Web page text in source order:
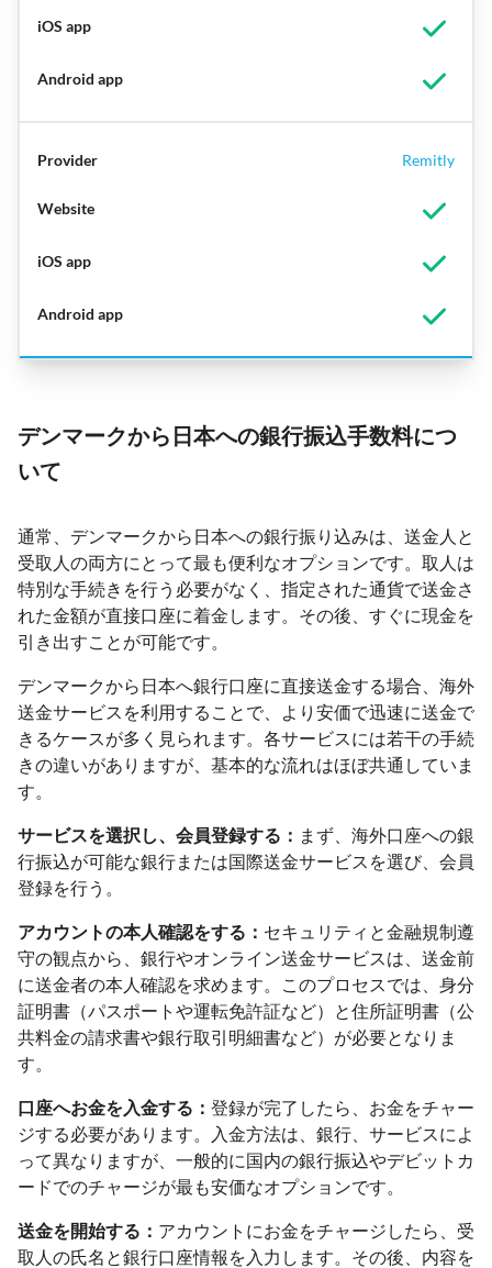
Remitly
デンマークから日本への銀行振込手数料につ
いて
通常、デンマークから日本への銀行振り込みは、送金人と
受取人の両方にとって最も便利なオプションです。取人は
特別な手続きを行う必要がなく、指定された通貨で送金さ
れた金額が直接口座に着金します。その後、すぐに現金を
引き出すことが可能です。
デンマークから日本へ銀行口座に直接送金する場合、海外
送金サービスを利用することで、より安価で迅速に送金で
きるケースが多く見られます。各サービスには若干の手続
きの違いがありますが、基本的な流れはほぼ共通していま
す。
サービスを選択し、会員登録する： まず、海外口座への銀
行振込が可能な銀行または国際送金サービスを選び、会員
登録を行う。
アカウントの本人確認をする： セキュリティと金融規制遵
守の観点から、銀行やオンライン送金サービスは、送金前
に送金者の本人確認を求めます。このプロセスでは、身分
証明書（パスポートや運転免許証など）と住所証明書（公
共料金の請求書や銀行取引明細書など）が必要となりま
す。
口座へお金を入金する： 登録が完了したら、お金をチャー
ジする必要があります。入金方法は、銀行、サービスによ
って異なりますが、一般的に国内の銀行振込やデビットカ
ードでのチャージが最も安価なオプションです。
送金を開始する： アカウントにお金をチャージしたら、受
取人の氏名と銀行口座情報を入力します。その後、内容を